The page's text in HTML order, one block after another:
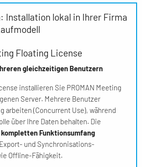
Installation lokal in Ihrer Firma
Floating License
gleichzeitigen Benutzern
installieren Sie PROMAN Meeting
Server. Mehrere Benutzer
arbeiten (Concurrent Use), während
über Ihre Daten behalten. Die
kompletten Funktionsumfang
und Synchronisations-
Offline-Fähigkeit.